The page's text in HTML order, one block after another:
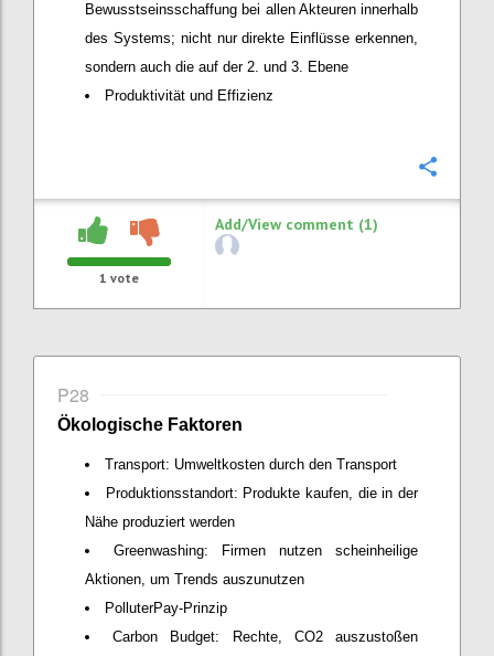
Bewusstseinsschaffung bei allen Akteuren innerhalb
des Systems; nicht nur direkte Einflüsse erkennen,
sondern auch die auf der 2. und 3. Ebene
Produktivität und Effizienz
1 vote
Add/View comment (1)
P28
Ökologische Faktoren
Transport: Umweltkosten durch den Transport
Produktionsstandort: Produkte kaufen, die in der
Nähe produziert werden
Greenwashing: Firmen nutzen scheinheilige
Aktionen, um Trends auszunutzen
PolluterPay-Prinzip
Carbon Budget: Rechte, CO2 auszustoßen